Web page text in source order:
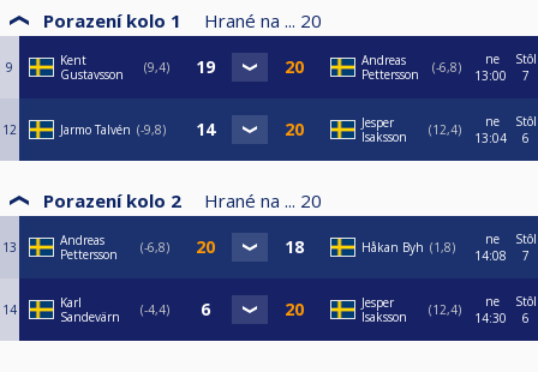
Porazení kolo 1 Hrané na ... 20
9
Kent
Gustavsson
9,4
Andreas
Pettersson
-6,8
ne
13:00
Stôl
7
12 Jarmo Talvén -9,8
Jesper
Isaksson
12,4
ne
13:04
Stôl
6
Porazení kolo 2 Hrané na ... 20
13
Andreas
Pettersson
-6,8 Håkan Byh 1,8
ne
14:08
Stôl
7
14
Karl
Sandevärn
-4,4
Jesper
Isaksson
12,4
ne
14:30
Stôl
6